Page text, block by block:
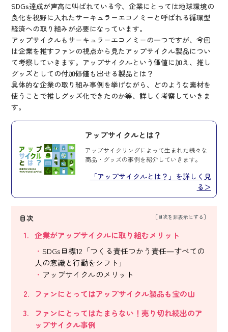
SDGs達成が声高に叫ばれている今、企業にとっては地球環境の
良化を視野に入れたサーキュラーエコノミーと呼ばれる循環型
経済への取り組みが必要になっています。
アップサイクルもサーキュラーエコノミーの一つですが、今回
は企業を推すファンの視点から見たアップサイクル製品につい
て考察していきます。アップサイクルという価値に加え、推し
グッズとしての付加価値も出せる製品とは？
具体的な企業の取り組み事例を挙げながら、どのような素材を
使うことで推しグッズ化できたのか等、詳しく考察していきま
す。
アップサイクルとは？
アップサイクリングによって生まれた様々な
商品・グッズの事例を紹介していきます。
「アップサイクルとは？」を詳しく見
る＞
目次
企業がアップサイクルに取り組むメリット
SDGs目標12「つくる責任つかう責任―すべての
人の意識と行動をシフト」
アップサイクルのメリット
ファンにとってはアップサイクル製品も宝の山
ファンにとってはたまらない！売り切れ続出のア
ップサイクル事例